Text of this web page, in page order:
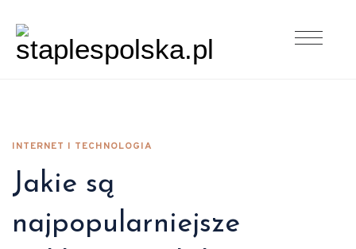
INTERNET I TECHNOLOGIA
Jakie są
najpopularniejsze